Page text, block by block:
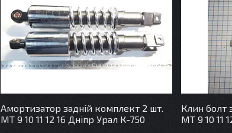
Амортизатор задній комплект 2 шт.
МТ 9 10 11 12 16 Дніпр Урал К-750
Клин болт
МТ 9 10 11